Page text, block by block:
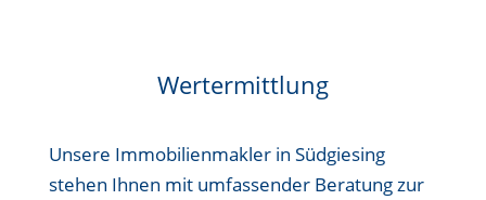
Wertermittlung
Unsere Immobilienmakler in Südgiesing
stehen Ihnen mit umfassender Beratung zur